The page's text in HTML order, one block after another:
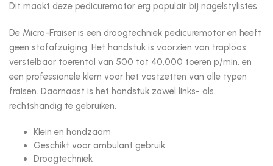
Dit maakt deze pedicuremotor erg populair bij nagelstylistes.
De Micro-Fraiser is een droogtechniek pedicuremotor en heeft
geen stofafzuiging. Het handstuk is voorzien van traploos
verstelbaar toerental van 500 tot 40.000 toeren p/min. en
een professionele klem voor het vastzetten van alle typen
fraisen. Daarnaast is het handstuk zowel links- als
rechtshandig te gebruiken.
Klein en handzaam
Geschikt voor ambulant gebruik
Droogtechniek